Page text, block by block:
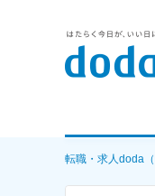
詳細条件か
転職・求人doda